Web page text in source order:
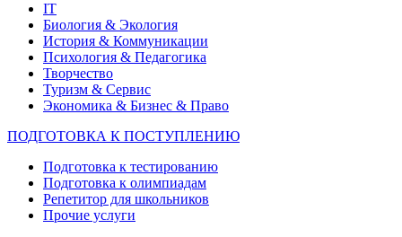
IT
Биология & Экология
История & Коммуникации
Психология & Педагогика
Творчество
Туризм & Сервис
Экономика & Бизнес & Право
ПОДГОТОВКА К ПОСТУПЛЕНИЮ
Подготовка к тестированию
Подготовка к олимпиадам
Репетитор для школьников
Прочие услуги